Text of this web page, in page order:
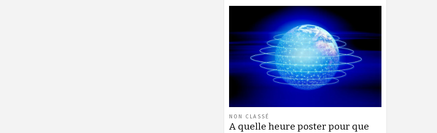
NON CLASSÉ
A quelle heure poster pour que